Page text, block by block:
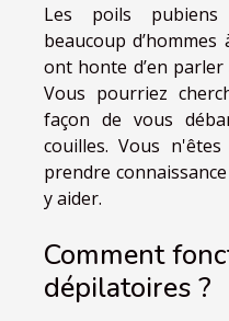
Les poils
beaucoup
ont honte d’en
Vous pourriez
façon de vous
couilles. Vous
prendre
y aider.
Comment
dépilatoires ?